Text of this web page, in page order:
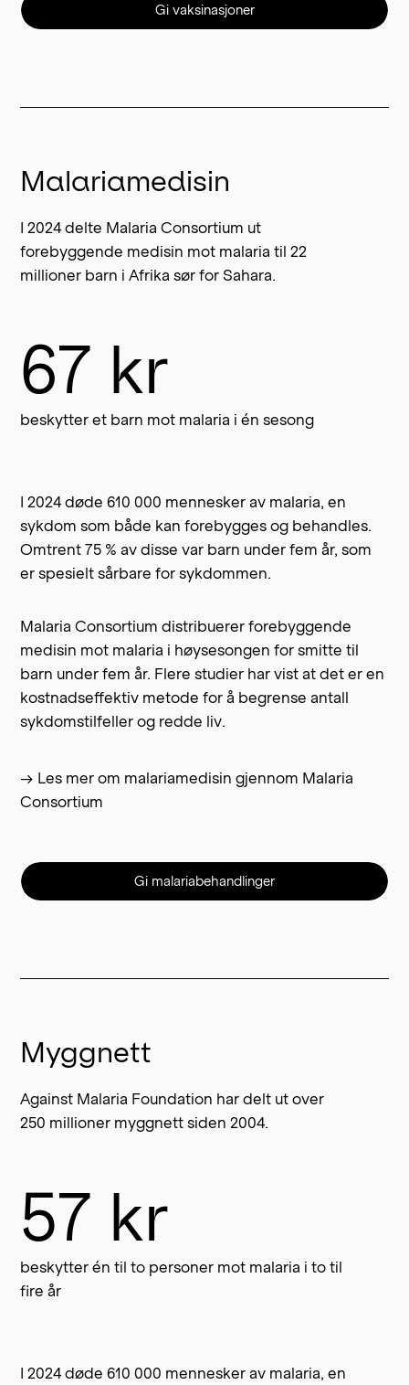
Gi vaksinasjoner
Malariamedisin
I 2024 delte Malaria Consortium ut
forebyggende medisin mot malaria til 22
millioner barn i Afrika sør for Sahara.
67 kr
beskytter et barn mot malaria i én sesong
I 2024 døde 610 000 mennesker av malaria, en
sykdom som både kan forebygges og behandles.
Omtrent 75 % av disse var barn under fem år, som
er spesielt sårbare for sykdommen.
Malaria Consortium distribuerer forebyggende
medisin mot malaria i høysesongen for smitte til
barn under fem år. Flere studier har vist at det er en
kostnadseffektiv metode for å begrense antall
sykdomstilfeller og redde liv.
→ Les mer om malariamedisin gjennom Malaria
Consortium
Gi malariabehandlinger
Myggnett
Against Malaria Foundation har delt ut over
250 millioner myggnett siden 2004.
57 kr
beskytter én til to personer mot malaria i to til
fire år
I 2024 døde 610 000 mennesker av malaria, en